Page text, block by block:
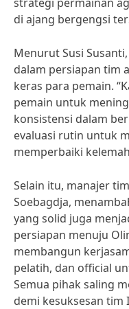
di ajang bergengsi
Menurut Susi
dalam persiapan tim
keras para pemain.
pemain untuk
konsistensi dalam
evaluasi rutin untuk
memperbaiki
Selain itu, manajer
Soebagdja,
yang solid juga
persiapan menuju
membangun
pelatih, dan official
Semua pihak saling
demi kesuksesan tim